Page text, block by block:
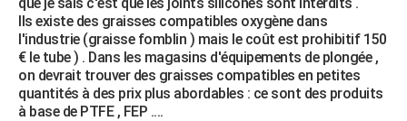
Ils existe des graisses compatibles oxygène dans
l'industrie (graisse fomblin ) mais le coût est prohibitif 150
€ le tube ) . Dans les magasins d'équipements de plongée ,
on devrait trouver des graisses compatibles en petites
quantités à des prix plus abordables : ce sont des produits
à base de PTFE , FEP ....